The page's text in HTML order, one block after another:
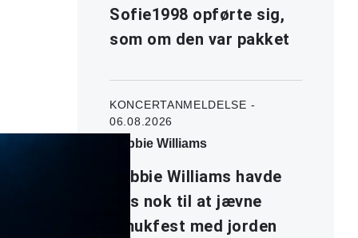
Sofie1998 opførte sig,
som om den var pakket
KONCERTANMELDELSE -
06.08.2026
Robbie Williams
Robbie Williams havde
hits nok til at jævne
Smukfest med jorden